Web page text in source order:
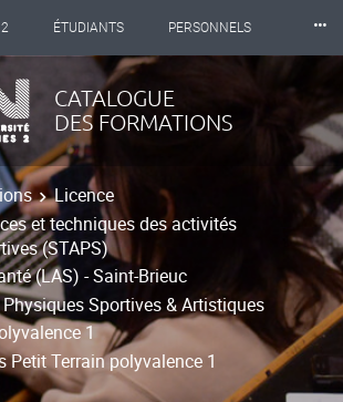
ÉTUDIANTS PERSONNELS
PROFESSIONNELS
2
⸱⸱⸱
CATALOGUE
DES FORMATIONS
Licence
et techniques des activités
(STAPS)
(LAS) - Saint-Brieuc
Sportives & Artistiques
1
Petit Terrain polyvalence 1